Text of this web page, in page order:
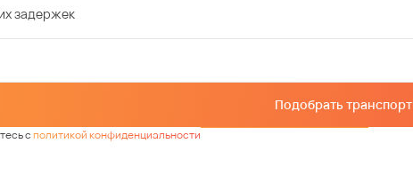
задержек
Подобрать транспорт
сполитикой конфиденциальности